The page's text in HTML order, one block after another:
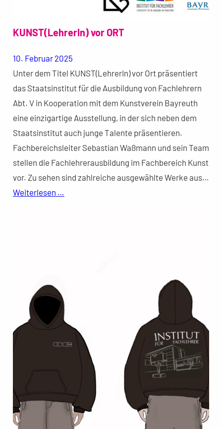
KUNST(LehrerIn) vor ORT
10. Februar 2025
Unter dem Titel KUNST(LehrerIn) vor Ort präsentiert
das Staatsinstitut für die Ausbildung von Fachlehrern
Abt. V in Kooperation mit dem Kunstverein Bayreuth
eine einzigartige Ausstellung, in der sich neben dem
Staatsinstitut auch junge Talente präsentieren.
Fachbereichsleiter Sebastian Waßmann und sein Team
stellen die Fachlehrerausbildung im Fachbereich Kunst
vor. Zu sehen sind zahlreiche ausgewählte Werke aus…
Weiterlesen …